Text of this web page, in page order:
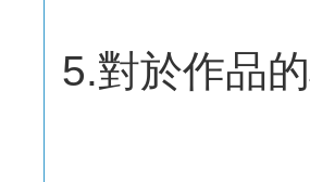
5.對於作品